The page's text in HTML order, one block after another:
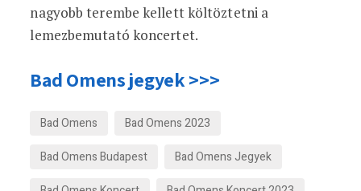
nagyobb terembe kellett költöztetni a
lemezbemutató koncertet.
Bad Omens jegyek >>>
Bad Omens
Bad Omens 2023
Bad Omens Budapest
Bad Omens Jegyek